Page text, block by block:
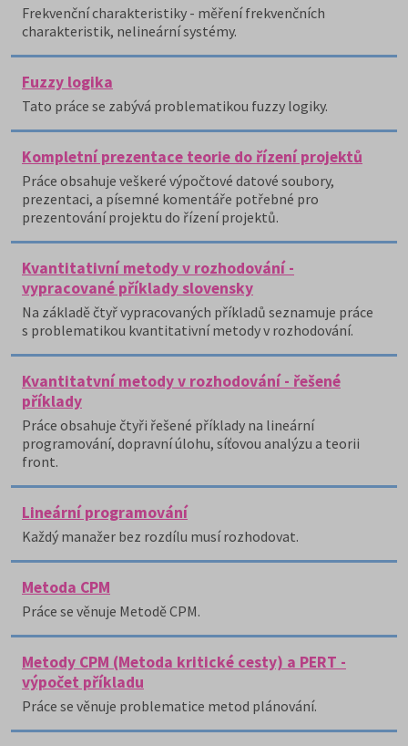
Frekvenční charakteristiky - měření frekvenčních
charakteristik, nelineární systémy.
Fuzzy logika
Tato práce se zabývá problematikou fuzzy logiky.
Kompletní prezentace teorie do řízení projektů
Práce obsahuje veškeré výpočtové datové soubory,
prezentaci, a písemné komentáře potřebné pro
prezentování projektu do řízení projektů.
Kvantitativní metody v rozhodování -
vypracované příklady slovensky
Na základě čtyř vypracovaných příkladů seznamuje práce
s problematikou kvantitativní metody v rozhodování.
Kvantitatvní metody v rozhodování - řešené
příklady
Práce obsahuje čtyři řešené příklady na lineární
programování, dopravní úlohu, síťovou analýzu a teorii
front.
Lineární programování
Každý manažer bez rozdílu musí rozhodovat.
Metoda CPM
Práce se věnuje Metodě CPM.
Metody CPM (Metoda kritické cesty) a PERT -
výpočet příkladu
Práce se věnuje problematice metod plánování.